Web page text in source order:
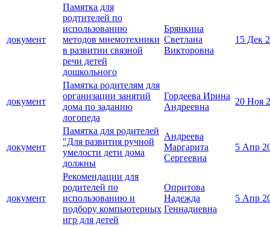
документ
Памятка для
родтителей по
использованию
методов мнемотехники
в развитии связной
речи детей
дошкольного
Брянкина
Светлана
Викторовна
15 Дек
документ
Памятка родителям для
организации занятий
дома по заданию
логопеда
Гордеева Ирина
Андреевна
20 Ноя
документ
Памятка для родителей
"Для развития ручной
умелости дети дома
должны
Андреева
Маргарита
Сергеевна
5 Апр
документ
Рекомендации для
родителей по
использованию и
подбору компьютерных
игр для детей
Опритова
Надежда
Геннадиевна
5 Апр